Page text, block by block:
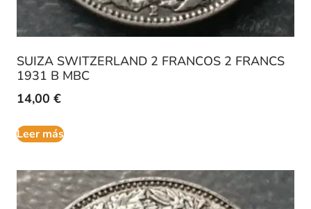
SUIZA SWITZERLAND 2 FRANCOS 2 FRANCS
1931 B MBC
14,00 €
Leer más